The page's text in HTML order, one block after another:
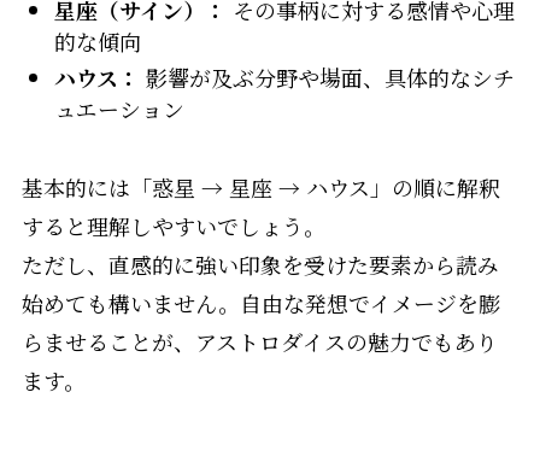
星座（サイン）： その事柄に対する感情や心理
的な傾向
ハウス： 影響が及ぶ分野や場面、具体的なシチ
ュエーション
基本的には「惑星 → 星座 → ハウス」の順に解釈
すると理解しやすいでしょう。
ただし、直感的に強い印象を受けた要素から読み
始めても構いません。自由な発想でイメージを膨
らませることが、アストロダイスの魅力でもあり
ます。